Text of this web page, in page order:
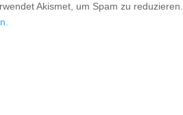
Akismet, um Spam zu reduzieren.